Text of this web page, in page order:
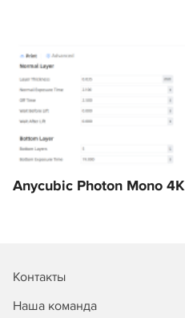
Anycubic Photon Mono 4K
Контакты
Наша команда